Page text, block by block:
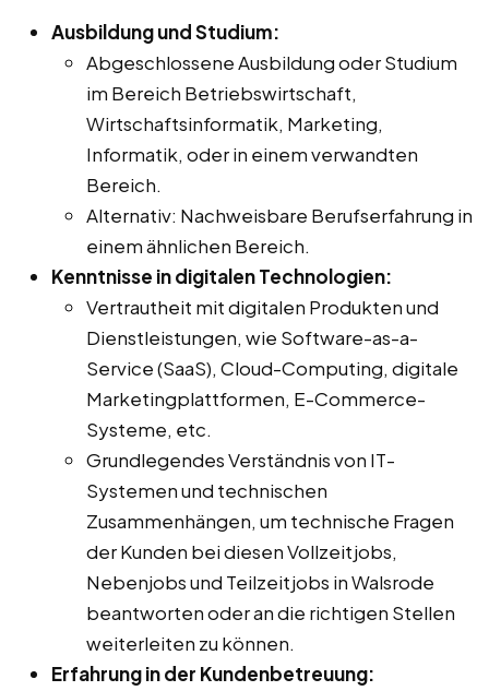
Ausbildung und Studium:
Abgeschlossene Ausbildung oder Studium
im Bereich Betriebswirtschaft,
Wirtschaftsinformatik, Marketing,
Informatik, oder in einem verwandten
Bereich.
Alternativ: Nachweisbare Berufserfahrung in
einem ähnlichen Bereich.
Kenntnisse in digitalen Technologien:
Vertrautheit mit digitalen Produkten und
Dienstleistungen, wie Software-as-a-
Service (SaaS), Cloud-Computing, digitale
Marketingplattformen, E-Commerce-
Systeme, etc.
Grundlegendes Verständnis von IT-
Systemen und technischen
Zusammenhängen, um technische Fragen
der Kunden bei diesen Vollzeitjobs,
Nebenjobs und Teilzeitjobs in Walsrode
beantworten oder an die richtigen Stellen
weiterleiten zu können.
Erfahrung in der Kundenbetreuung: